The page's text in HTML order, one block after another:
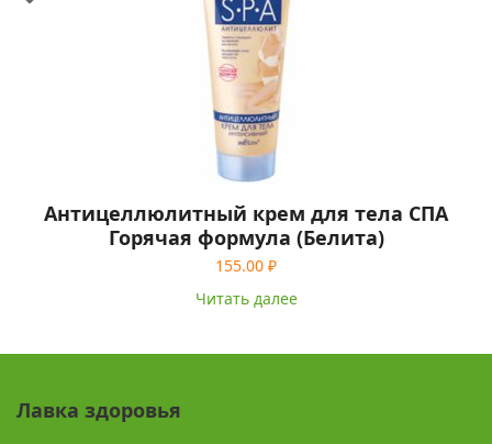
Антицеллюлитный крем для тела СПА
Горячая формула (Белита)
155.00 ₽
Читать далее
Лавка здоровья